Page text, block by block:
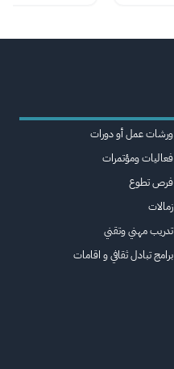
ورشات عمل أو دورات
فعاليات ومؤتمرات
فرص تطوع
زمالات
تدريب مهني وتقني
برامج تبادل ثقافي و اقامات